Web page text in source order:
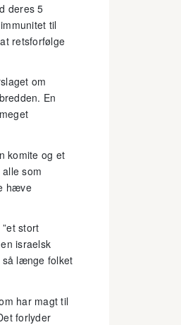
deres 5
til
retsforfølge
om
En
komite og et
som
hæve
stort
israelsk
så længe folket
har magt til
forlyder